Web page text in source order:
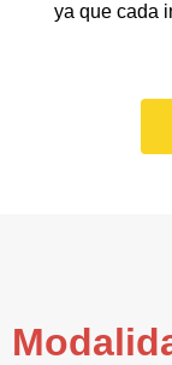
ya que cada